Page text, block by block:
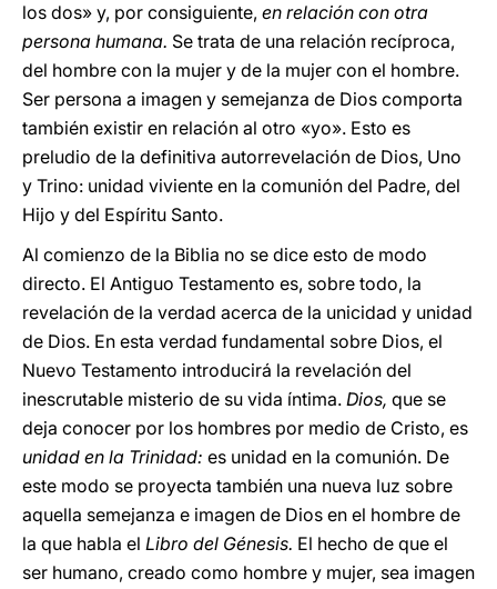
los dos» y, por consiguiente, en relación con otra
persona humana. Se trata de una relación recíproca,
del hombre con la mujer y de la mujer con el hombre.
Ser persona a imagen y semejanza de Dios comporta
también existir en relación al otro «yo». Esto es
preludio de la definitiva autorrevelación de Dios, Uno
y Trino: unidad viviente en la comunión del Padre, del
Hijo y del Espíritu Santo.
Al comienzo de la Biblia no se dice esto de modo
directo. El Antiguo Testamento es, sobre todo, la
revelación de la verdad acerca de la unicidad y unidad
de Dios. En esta verdad fundamental sobre Dios, el
Nuevo Testamento introducirá la revelación del
inescrutable misterio de su vida íntima. Dios, que se
deja conocer por los hombres por medio de Cristo, es
unidad en la Trinidad: es unidad en la comunión. De
este modo se proyecta también una nueva luz sobre
aquella semejanza e imagen de Dios en el hombre de
la que habla el Libro del Génesis. El hecho de que el
ser humano, creado como hombre y mujer, sea imagen